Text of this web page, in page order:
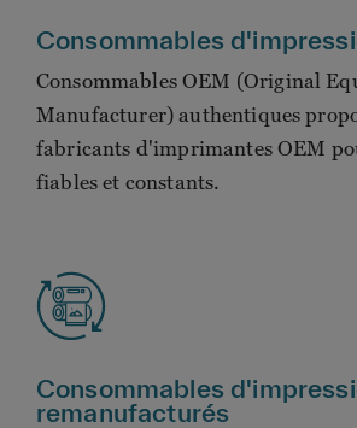
Consommables
Consommables OEM (Original
Manufacturer) authentiques
fabricants d'imprimantes OEM
fiables et constants.
Consommables
remanufacturés